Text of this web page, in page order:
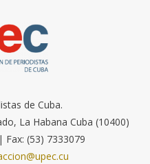
de Cuba.
La Habana Cuba (10400)
Fax: (53) 7333079